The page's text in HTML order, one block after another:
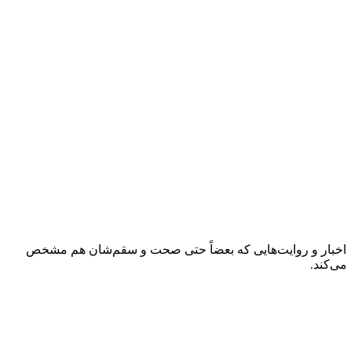
- اخبار و روایت‌هایی که بعضاً حتی صحت و سقم‌شان هم مشخص